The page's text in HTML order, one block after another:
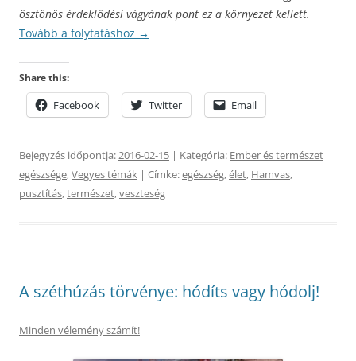
ösztönös érdeklődési vágyának pont ez a környezet kellett.
Tovább a folytatáshoz →
Share this:
Facebook Twitter Email
Bejegyzés időpontja:2016-02-15 | Kategória: Ember és természet
egészsége,Vegyes témák | Címke:egészség,élet, Hamvas,
pusztítás,természet,veszteség
A széthúzás törvénye: hódíts vagy hódolj!
Minden vélemény számít!